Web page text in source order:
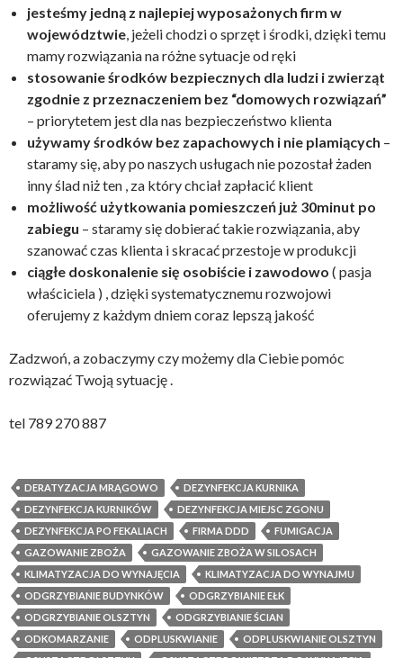
jesteśmy jedną z najlepiej wyposażonych firm w
województwie , jeżeli chodzi o sprzęt i środki, dzięki temu
mamy rozwiązania na różne sytuacje od ręki
stosowanie środków bezpiecznych dla ludzi i zwierząt
zgodnie z przeznaczeniem bez “domowych rozwiązań”
– priorytetem jest dla nas bezpieczeństwo klienta
używamy środków bez zapachowych i nie plamiących –
staramy się, aby po naszych usługach nie pozostał żaden
inny ślad niż ten , za który chciał zapłacić klient
możliwość użytkowania pomieszczeń już 30minut po
zabiegu – staramy się dobierać takie rozwiązania, aby
szanować czas klienta i skracać przestoje w produkcji
ciągłe doskonalenie się osobiście i zawodowo ( pasja
właściciela ) , dzięki systematycznemu rozwojowi
oferujemy z każdym dniem coraz lepszą jakość
Zadzwoń, a zobaczymy czy możemy dla Ciebie pomóc
rozwiązać Twoją sytuację .
tel 789 270 887
DERATYZACJA MRĄGOWO
DEZYNFEKCJA KURNIKA
DEZYNFEKCJA KURNIKÓW
DEZYNFEKCJA MIEJSC ZGONU
DEZYNFEKCJA PO FEKALIACH
FIRMA DDD
FUMIGACJA
GAZOWANIE ZBOŻA
GAZOWANIE ZBOŻA W SILOSACH
KLIMATYZACJA DO WYNAJĘCIA
KLIMATYZACJA DO WYNAJMU
ODGRZYBIANIE BUDYNKÓW
ODGRZYBIANIE EŁK
ODGRZYBIANIE OLSZTYN
ODGRZYBIANIE ŚCIAN
ODKOMARZANIE
ODPLUSKWIANIE
ODPLUSKWIANIE OLSZTYN